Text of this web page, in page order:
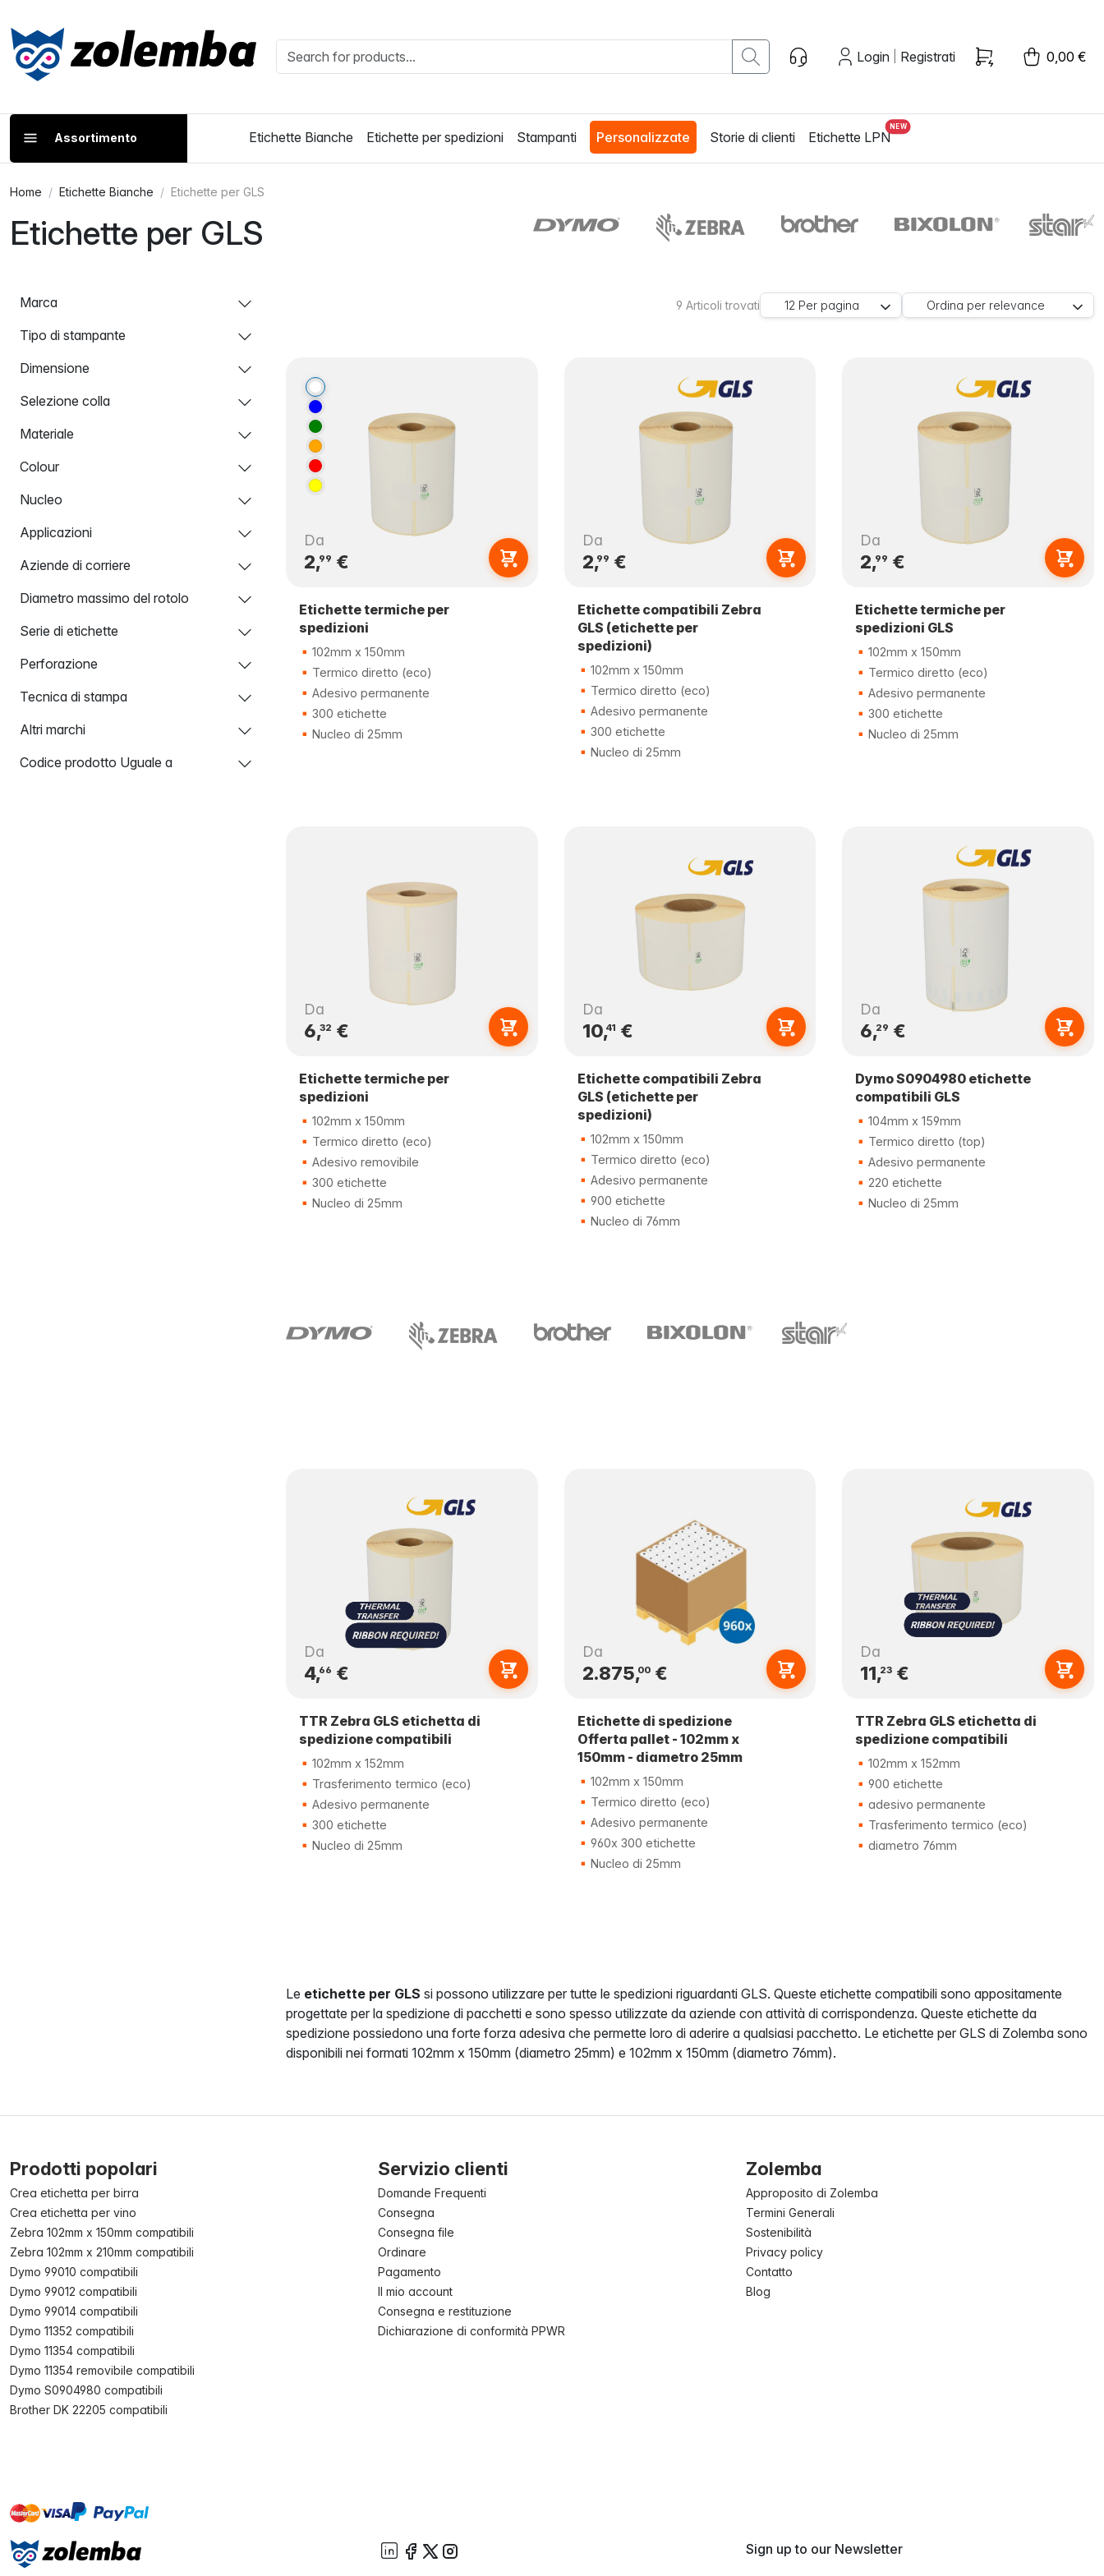
Login Registrati 0,00 €
Assortimento Etichette Bianche Etichette per spedizioni Stampanti Personalizzate Storie di clienti Etichette LPN
Home Etichette Bianche Etichette per GLS
Etichette per GLS
Marca
Tipo di stampante
Dimensione
Selezione colla
Materiale
Colour
Nucleo
Applicazioni
Aziende di corriere
Diametro massimo del rotolo
Serie di etichette
Perforazione
Tecnica di stampa
Altri marchi
Codice prodotto Uguale a
9Articoli trovati 12 Per pagina Ordina per relevance
Da
2,99 €
Etichette termiche per
spedizioni
102mm x 150mm
Termico diretto (eco)
Adesivo permanente
300 etichette
Nucleo di 25mm
Da
2,99 €
Etichette compatibili Zebra
GLS (etichette per
spedizioni)
102mm x 150mm
Termico diretto (eco)
Adesivo permanente
300 etichette
Nucleo di 25mm
Da
2,99 €
Etichette termiche per
spedizioni GLS
102mm x 150mm
Termico diretto (eco)
Adesivo permanente
300 etichette
Nucleo di 25mm
Da
6,32 €
Etichette termiche per
spedizioni
102mm x 150mm
Termico diretto (eco)
Adesivo removibile
300 etichette
Nucleo di 25mm
Da
10,41 €
Etichette compatibili Zebra
GLS (etichette per
spedizioni)
102mm x 150mm
Termico diretto (eco)
Adesivo permanente
900 etichette
Nucleo di 76mm
Da
6,29 €
Dymo S0904980 etichette
compatibili GLS
104mm x 159mm
Termico diretto (top)
Adesivo permanente
220 etichette
Nucleo di 25mm
Da
4,66 €
TTR Zebra GLS etichetta di
spedizione compatibili
102mm x 152mm
Trasferimento termico (eco)
Adesivo permanente
300 etichette
Nucleo di 25mm
Da
2.875,00 €
Etichette di spedizione
Offerta pallet - 102mm x
150mm - diametro 25mm
102mm x 150mm
Termico diretto (eco)
Adesivo permanente
960x 300 etichette
Nucleo di 25mm
Da
11,23€
TTR Zebra GLS etichetta di
spedizione compatibili
102mm x 152mm
900 etichette
adesivo permanente
Trasferimento termico (eco)
diametro 76mm
Le etichette per GLS si possono utilizzare per tutte le spedizioni riguardanti GLS. Queste etichette compatibili sono appositamente
progettate per la spedizione di pacchetti e sono spesso utilizzate da aziende con attività di corrispondenza. Queste etichette da
spedizione possiedono una forte forza adesiva che permette loro di aderire a qualsiasi pacchetto. Le etichette per GLS di Zolemba sono
disponibili nei formati 102mm x 150mm (diametro 25mm) e 102mm x 150mm (diametro 76mm).
Prodotti popolari
Crea etichetta per birra
Crea etichetta per vino
Zebra 102mm x 150mm compatibili
Zebra 102mm x 210mm compatibili
Dymo 99010 compatibili
Dymo 99012 compatibili
Dymo 99014 compatibili
Dymo 11352 compatibili
Dymo 11354 compatibili
Dymo 11354 removibile compatibili
Dymo S0904980 compatibili
Brother DK 22205 compatibili
Servizio clienti
Domande Frequenti
Consegna
Consegna file
Ordinare
Pagamento
Il mio account
Consegna e restituzione
Dichiarazione di conformità PPWR
Zolemba
Approposito di Zolemba
Termini Generali
Sostenibilità
Privacy policy
Contatto
Blog
mastervisa paypal
Sign up to our Newsletter